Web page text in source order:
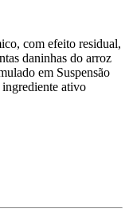
com efeito residual,
daninhas do arroz
em Suspensão
ativo